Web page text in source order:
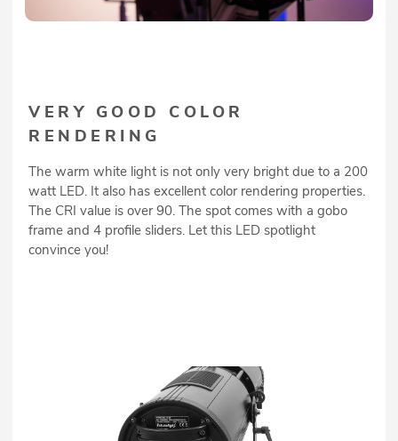
VERY GOOD COLOR
RENDERING
The warm white light is not only very bright due to a 200
watt LED. It also has excellent color rendering properties.
The CRI value is over 90. The spot comes with a gobo
frame and 4 profile sliders. Let this LED spotlight
convince you!